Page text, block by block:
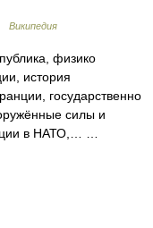
Википедия
физико
история
государственно
силы и
в НАТО,… …